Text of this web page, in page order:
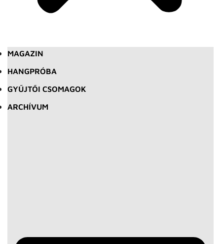
MAGAZIN
HANGPRÓBA
GYŰJTŐI CSOMAGOK
ARCHÍVUM